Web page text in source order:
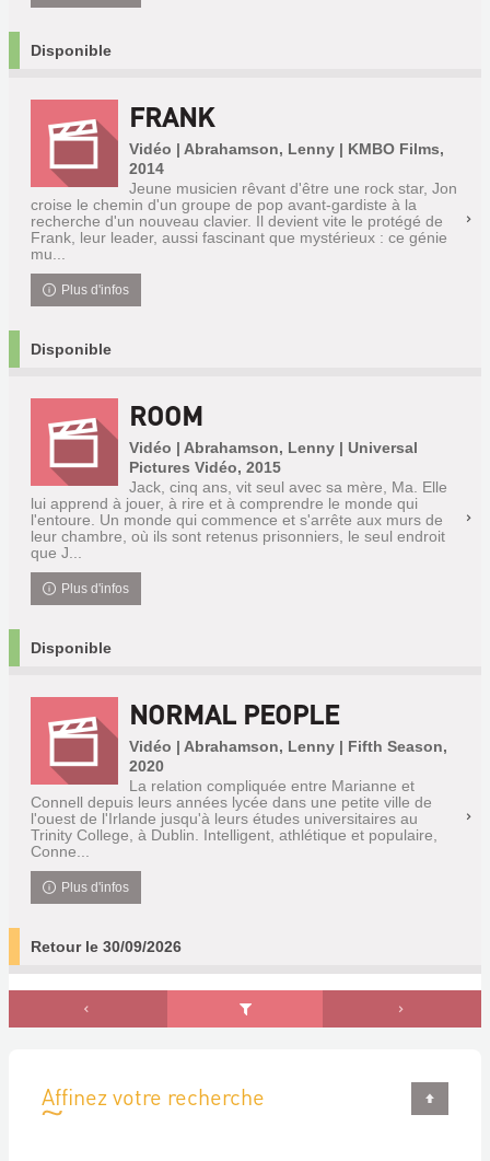
Disponible
FRANK
Vidéo | Abrahamson, Lenny | KMBO Films,
2014
Jeune musicien rêvant d'être une rock star, Jon
croise le chemin d'un groupe de pop avant-gardiste à la
recherche d'un nouveau clavier. Il devient vite le protégé de
Frank, leur leader, aussi fascinant que mystérieux : ce génie
mu...
Plus d'infos
Disponible
ROOM
Vidéo | Abrahamson, Lenny | Universal
Pictures Vidéo, 2015
Jack, cinq ans, vit seul avec sa mère, Ma. Elle
lui apprend à jouer, à rire et à comprendre le monde qui
l'entoure. Un monde qui commence et s'arrête aux murs de
leur chambre, où ils sont retenus prisonniers, le seul endroit
que J...
Plus d'infos
Disponible
NORMAL PEOPLE
Vidéo | Abrahamson, Lenny | Fifth Season,
2020
La relation compliquée entre Marianne et
Connell depuis leurs années lycée dans une petite ville de
l'ouest de l'Irlande jusqu'à leurs études universitaires au
Trinity College, à Dublin. Intelligent, athlétique et populaire,
Conne...
Plus d'infos
Retour le 30/09/2026
Affinez votre recherche